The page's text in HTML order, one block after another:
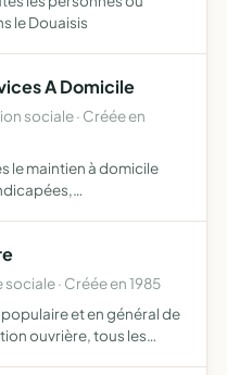
le Douaisis
A Domicile
sociale · Créée en
le maintien à domicile
· Créée en 1985
et en général de
ouvrière, tous les